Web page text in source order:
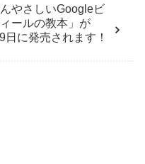
やさしいGoogleビ
ールの教本」が
日に発売されます！